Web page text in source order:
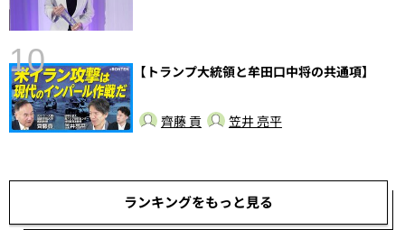
10 【トランプ大統領と牟田口中将の共通項】
齊藤 貢 笠井 亮平
ランキングをもっと見る